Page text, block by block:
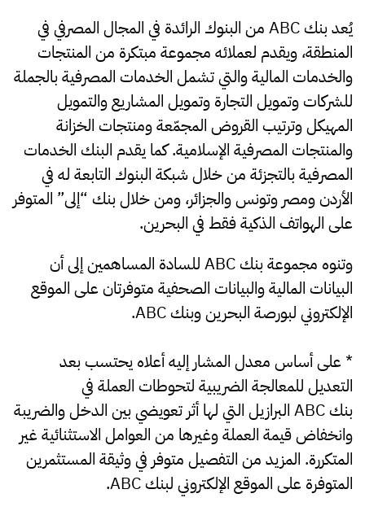
يُعد بنك ABC من البنوك الرائدة في المجال المصرفي في
المنطقة، ويقدم لعملائه مجموعة مبتكرة من المنتجات
والخدمات المالية والتي تشمل الخدمات المصرفية بالجملة
للشركات وتمويل التجارة وتمويل المشاريع والتمويل
المهيكل وترتيب القروض المجمّعة ومنتجات الخزانة
والمنتجات المصرفية الإسلامية. كما يقدم البنك الخدمات
المصرفية بالتجزئة من خلال شبكة البنوك التابعة له في
الأردن ومصر وتونس والجزائر، ومن خلال بنك “إلى” المتوفر
على الهواتف الذكية فقط في البحرين.
وتنوه مجموعة بنك ABC للسادة المساهمين إلى أن
البيانات المالية والبيانات الصحفية متوفرتان على الموقع
الإلكتروني لبورصة البحرين وبنك ABC.
* على أساس معدل المشار إليه أعلاه يحتسب بعد
التعديل للمعالجة الضريبية لتحوطات العملة في
بنك ABC البرازيل التي لها أثر تعويضي بين الدخل والضريبة
وانخفاض قيمة العملة وغيرها من العوامل الاستثنائية غير
المتكررة. المزيد من التفصيل متوفر في وثيقة المستثمرين
المتوفرة على الموقع الإلكتروني لبنك ABC.​